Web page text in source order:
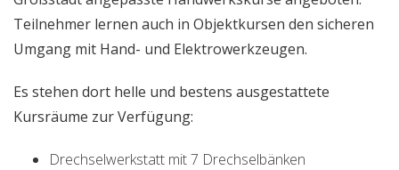
Teilnehmer lernen auch in Objektkursen den sicheren
Umgang mit Hand- und Elektrowerkzeugen.
Es stehen dort helle und bestens ausgestattete
Kursräume zur Verfügung:
Drechselwerkstatt mit 7 Drechselbänken